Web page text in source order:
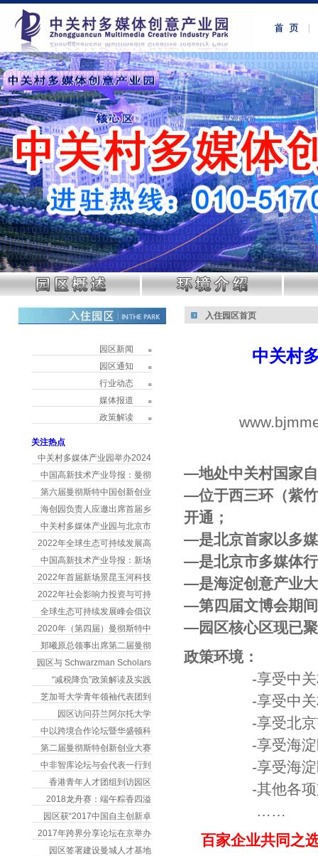
园区新闻
园区通知
行业动态
媒体报道
政策解读
关注热点
中关村多媒体产业园举办2024
中国高新技术产业导报：曼彻
第六届曼彻斯特中国创新创业
海创园负责人应邀出席首届乡
中关村多媒体产业园与北京市
2022年全球生态可持续发展高
中国高新技术产业导报：新场
2022年首届新场景昆玉河科技
2022年社会影响力投资与可持
全球生态可持续发展峰会倡议
2020年（第四届）曼彻斯特中
郑曦原总领事出席第二届曼彻
园区与 Schwarzman Scholars
“减税降负”政策解读及实践
芝加哥大学青年领袖代表团到
园区访问芬兰阿尔托大学
中以跨境合作论坛暨华盛顿科
第二届曼彻斯特创新创业大赛
中非智库论坛与会代表一行到
香港青年人才团组到访园区
2018龙舟赛：端午粽香四溢
园区获“2017中国自主创新卓
2017年跨界分享论坛在京举办
园区签署建设曼城人才基地
入住园区首页
中关村
―地处中关村国家
―位于西三环（紫
开通；
―是北京首家以多
―是北京市多媒体
―是海淀创意产业
―第四届文博会期
―园区核心区现已
政策环境：
-享受中关村国
-享受中关村国
-享受北京市
-享受海淀区鼓
-享受海淀区文
-其他各项支
……
百家企业共同之